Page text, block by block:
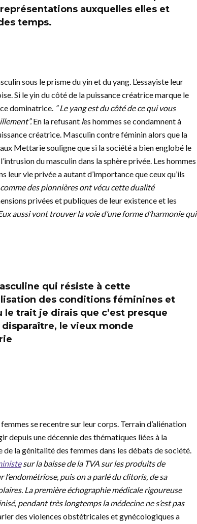
auxquelles elles et
temps.
sous le prisme du yin et du yang. L’essayiste leur
Si le yin du côté de la puissance créatrice marque le
dominatrice. ” Le yang est du côté de ce qui vous
En la refusant les hommes se condamnent à
créatrice. Masculin contre féminin alors que la
Mettarie souligne que si la société a bien englobé le
du masculin dans la sphère privée. Les hommes
leur vie privée a autant d’importance que ceux qu’ils
des pionnières ont vécu cette dualité
privées et publiques de leur existence et les
aussi vont trouver la voie d’une forme d’harmonie qui
qui résiste à cette
des conditions féminines et
trait je dirais que c’est presque
le vieux monde
se recentre sur leur corps. Terrain d’aliénation
depuis une décennie des thématiques liées à la
la génitalité des femmes dans les débats de société.
sur la baisse de la TVA sur les produits de
puis on a parlé du clitoris, de sa
La première échographie médicale rigoureuse
pendant très longtemps la médecine ne s’est pas
des violences obstétricales et gynécologiques a